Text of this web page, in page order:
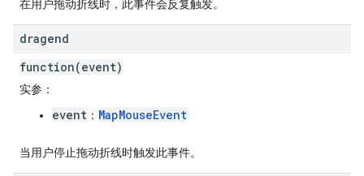
在用户拖动折线时，此事件会反复触发。
dragend
function(event)
实参 ：
event ： MapMouseEvent
当用户停止拖动折线时触发此事件。